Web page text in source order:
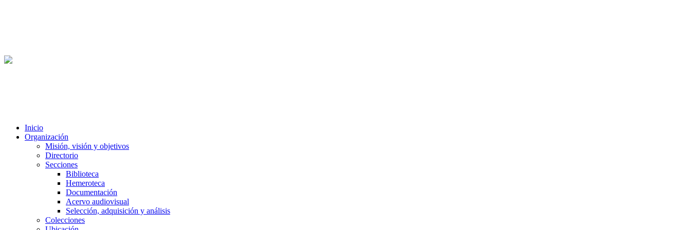
Inicio
Organización
Misión, visión y objetivos
Directorio
Secciones
Biblioteca
Hemeroteca
Documentación
Acervo audiovisual
Selección, adquisición y análisis
Colecciones